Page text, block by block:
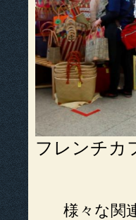
フレンチカ
様々な関